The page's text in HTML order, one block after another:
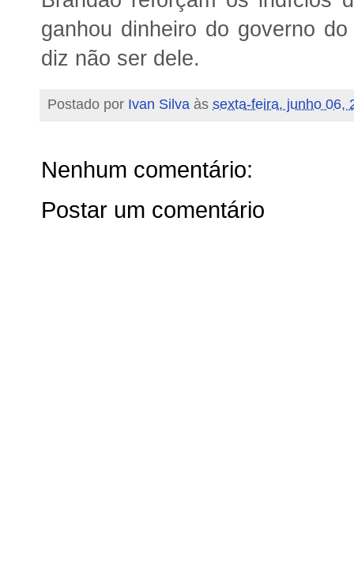
ganhou dinheiro do governo
diz não ser dele.
Postado por Ivan Silva às sexta-feira, junho 06,
Nenhum comentário:
Postar um comentário